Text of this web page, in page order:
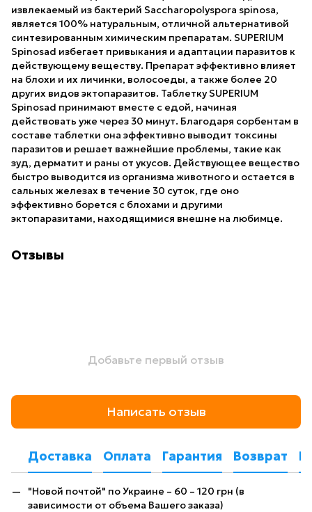
извлекаемый из бактерий Saccharopolyspora spinosa,
является 100% натуральным, отличной альтернативой
синтезированным химическим препаратам. SUPERIUM
Spinosad избегает привыкания и адаптации паразитов к
действующему веществу. Препарат эффективно влияет
на блохи и их личинки, волосоеды, а также более 20
других видов эктопаразитов. Таблетку SUPERIUM
Spinosad принимают вместе с едой, начиная
действовать уже через 30 минут. Благодаря сорбентам в
составе таблетки она эффективно выводит токсины
паразитов и решает важнейшие проблемы, такие как
зуд, дерматит и раны от укусов. Действующее вещество
быстро выводится из организма животного и остается в
сальных железах в течение 30 суток, где оно
эффективно борется с блохами и другими
эктопаразитами, находящимися внешне на любимце.
Отзывы
Добавьте первый отзыв
Написать отзыв
Доставка Оплата Гарантия Возврат
"Новой почтой" по Украине – 60 – 120 грн (в
зависимости от объема Вашего заказа)